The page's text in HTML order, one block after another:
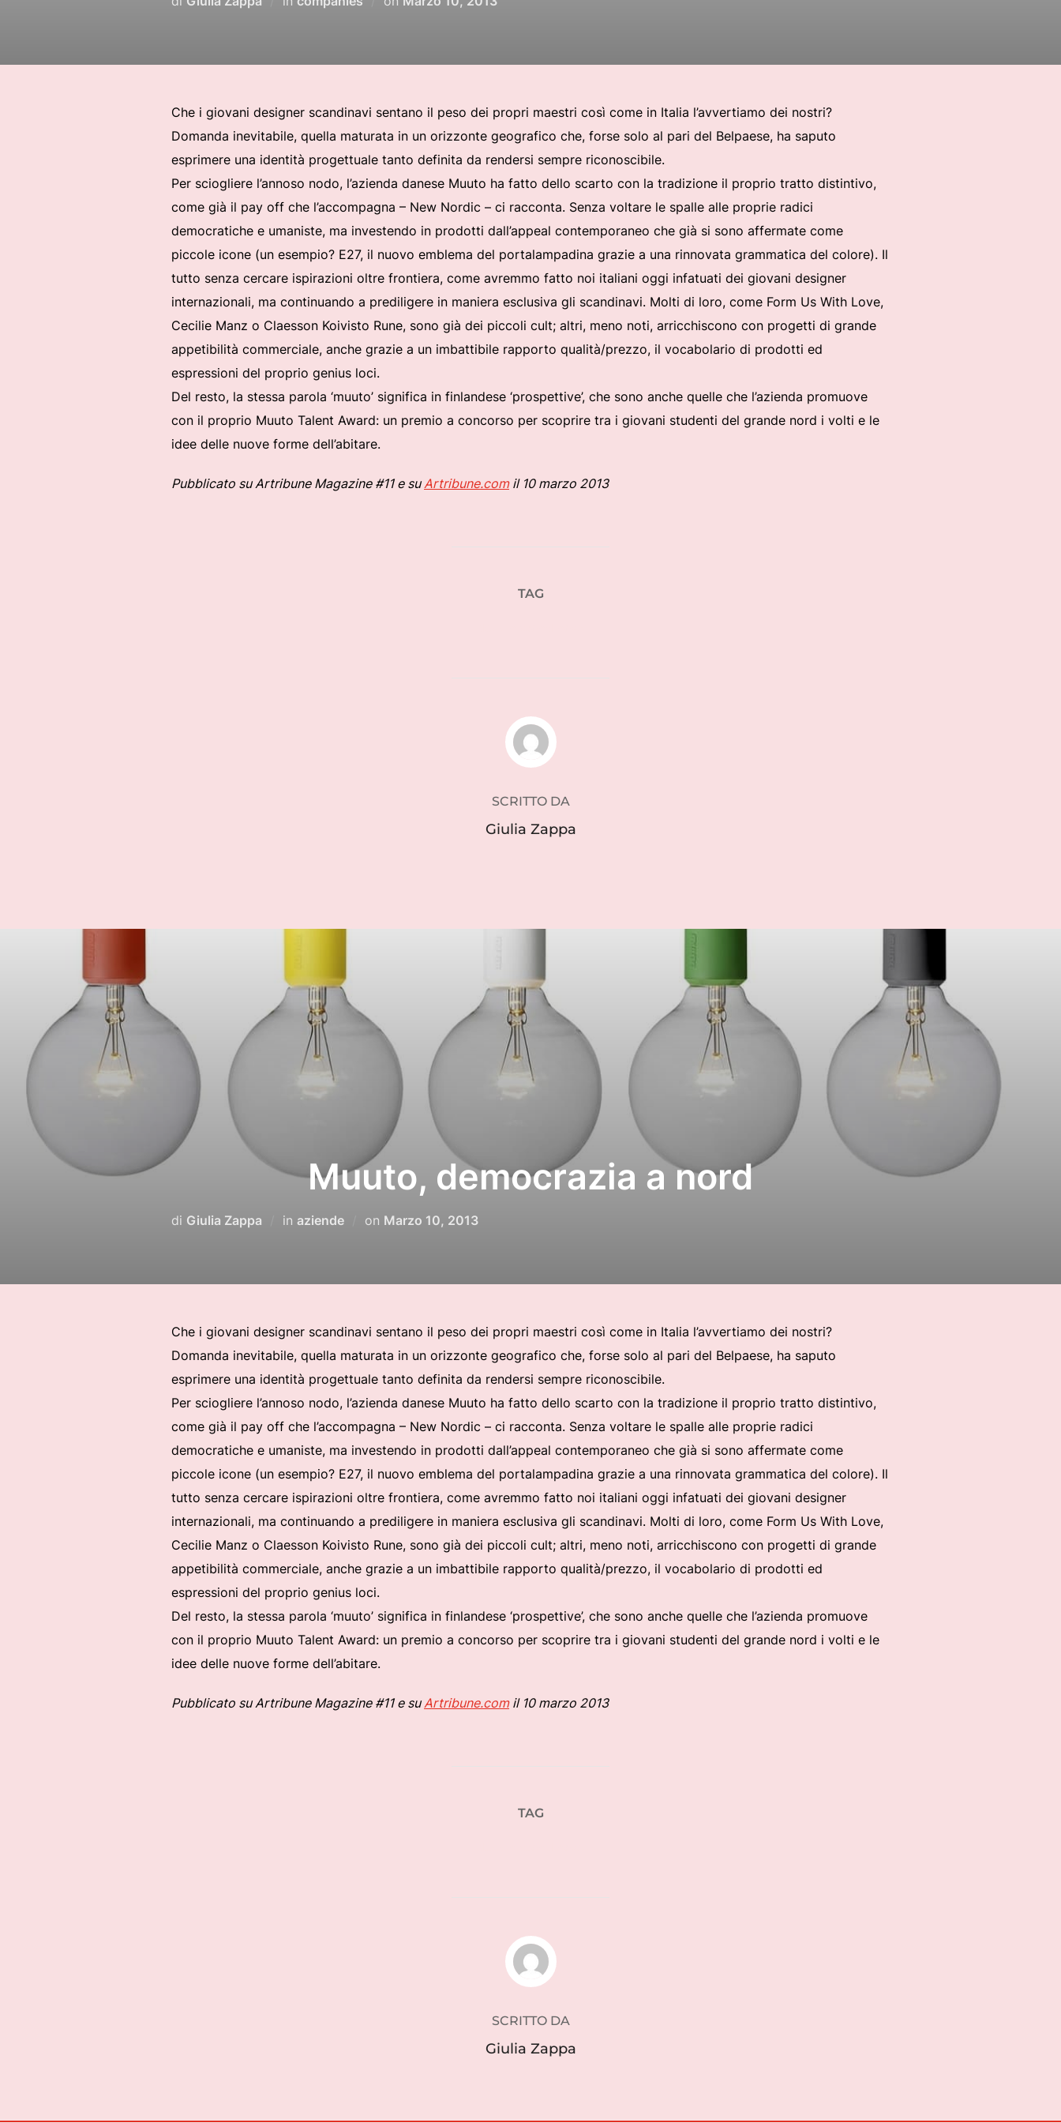
Che i giovani designer scandinavi sentano il peso dei propri maestri così come in Italia l’avvertiamo dei nostri?
Domanda inevitabile, quella maturata in un orizzonte geografico che, forse solo al pari del Belpaese, ha saputo
esprimere una identità progettuale tanto definita da rendersi sempre riconoscibile.
Per sciogliere l’annoso nodo, l’azienda danese Muuto ha fatto dello scarto con la tradizione il proprio tratto distintivo,
come già il pay off che l’accompagna – New Nordic – ci racconta. Senza voltare le spalle alle proprie radici
democratiche e umaniste, ma investendo in prodotti dall’appeal contemporaneo che già si sono affermate come
piccole icone (un esempio? E27, il nuovo emblema del portalampadina grazie a una rinnovata grammatica del colore). Il
tutto senza cercare ispirazioni oltre frontiera, come avremmo fatto noi italiani oggi infatuati dei giovani designer
internazionali, ma continuando a prediligere in maniera esclusiva gli scandinavi. Molti di loro, come Form Us With Love,
Cecilie Manz o Claesson Koivisto Rune, sono già dei piccoli cult; altri, meno noti, arricchiscono con progetti di grande
appetibilità commerciale, anche grazie a un imbattibile rapporto qualità/prezzo, il vocabolario di prodotti ed
espressioni del proprio genius loci.
Del resto, la stessa parola ‘muuto’ significa in finlandese ‘prospettive’, che sono anche quelle che l’azienda promuove
con il proprio Muuto Talent Award: un premio a concorso per scoprire tra i giovani studenti del grande nord i volti e le
idee delle nuove forme dell’abitare.
Pubblicato su Artribune Magazine #11 e suArtribune.comil 10 marzo 2013
TAG
AUTORE DELL'ARTICOLO
SCRITTO DA
Giulia Zappa
Muuto, democrazia a nord
di Giulia Zappa in aziende on Pubblicato
Marzo 10, 2013
Che i giovani designer scandinavi sentano il peso dei propri maestri così come in Italia l’avvertiamo dei nostri?
Domanda inevitabile, quella maturata in un orizzonte geografico che, forse solo al pari del Belpaese, ha saputo
esprimere una identità progettuale tanto definita da rendersi sempre riconoscibile.
Per sciogliere l’annoso nodo, l’azienda danese Muuto ha fatto dello scarto con la tradizione il proprio tratto distintivo,
come già il pay off che l’accompagna – New Nordic – ci racconta. Senza voltare le spalle alle proprie radici
democratiche e umaniste, ma investendo in prodotti dall’appeal contemporaneo che già si sono affermate come
piccole icone (un esempio? E27, il nuovo emblema del portalampadina grazie a una rinnovata grammatica del colore). Il
tutto senza cercare ispirazioni oltre frontiera, come avremmo fatto noi italiani oggi infatuati dei giovani designer
internazionali, ma continuando a prediligere in maniera esclusiva gli scandinavi. Molti di loro, come Form Us With Love,
Cecilie Manz o Claesson Koivisto Rune, sono già dei piccoli cult; altri, meno noti, arricchiscono con progetti di grande
appetibilità commerciale, anche grazie a un imbattibile rapporto qualità/prezzo, il vocabolario di prodotti ed
espressioni del proprio genius loci.
Del resto, la stessa parola ‘muuto’ significa in finlandese ‘prospettive’, che sono anche quelle che l’azienda promuove
con il proprio Muuto Talent Award: un premio a concorso per scoprire tra i giovani studenti del grande nord i volti e le
idee delle nuove forme dell’abitare.
Pubblicato su Artribune Magazine #11 e suArtribune.comil 10 marzo 2013
TAG
AUTORE DELL'ARTICOLO
SCRITTO DA
Giulia Zappa